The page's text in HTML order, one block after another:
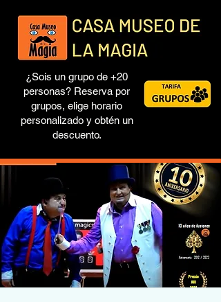
¿Sois un grupo de +20
personas? Reserva por
grupos, elige horario
personalizado y obtén un
descuento.